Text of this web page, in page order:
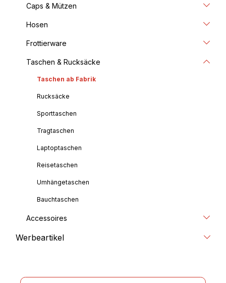
Caps & Mützen
Hosen
Frottierware
Taschen & Rucksäcke
Taschen ab Fabrik
Rucksäcke
Sporttaschen
Tragtaschen
Laptoptaschen
Reisetaschen
Umhängetaschen
Bauchtaschen
Accessoires
Werbeartikel